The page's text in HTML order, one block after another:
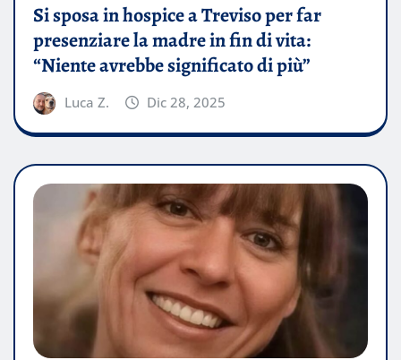
Si sposa in hospice a Treviso per far
presenziare la madre in fin di vita:
“Niente avrebbe significato di più”
Luca Z. Dic 28, 2025